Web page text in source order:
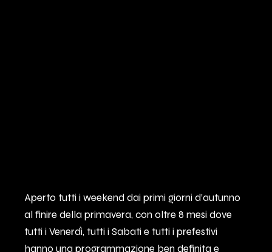
Aperto tutti i weekend dai primi giorni d’autunno
al finire della primavera, con oltre 8 mesi dove
tutti i Venerdì, tutti i Sabati e tutti i prefestivi
hanno una programmazione ben definita e